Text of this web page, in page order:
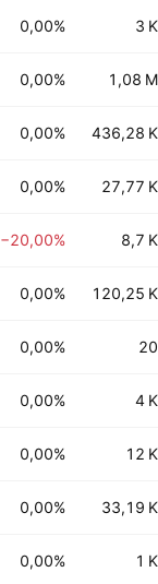
0,00% 3 K
0,00% 1,08 M
0,00% 436,28 K
0,00% 27,77 K
−20,00% 8,7 K
0,00% 120,25 K
0,00% 20
0,00% 4 K
0,00% 12 K
0,00% 33,19 K
0,00% 1 K